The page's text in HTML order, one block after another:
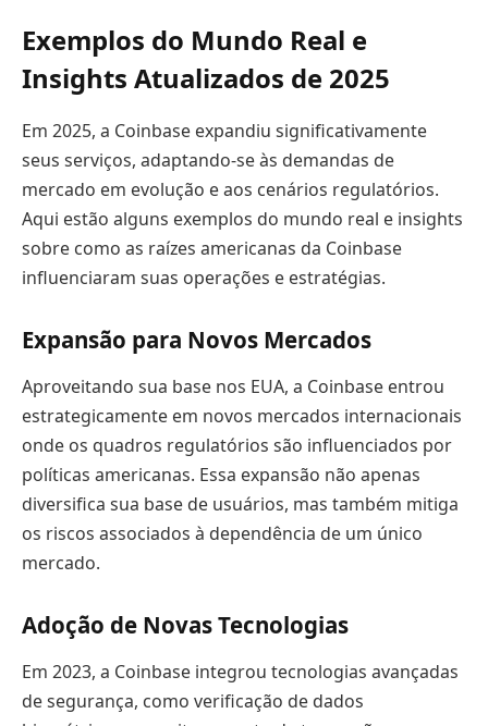
Exemplos do Mundo Real e
Insights Atualizados de 2025
Em 2025, a Coinbase expandiu significativamente
seus serviços, adaptando-se às demandas de
mercado em evolução e aos cenários regulatórios.
Aqui estão alguns exemplos do mundo real e insights
sobre como as raízes americanas da Coinbase
influenciaram suas operações e estratégias.
Expansão para Novos Mercados
Aproveitando sua base nos EUA, a Coinbase entrou
estrategicamente em novos mercados internacionais
onde os quadros regulatórios são influenciados por
políticas americanas. Essa expansão não apenas
diversifica sua base de usuários, mas também mitiga
os riscos associados à dependência de um único
mercado.
Adoção de Novas Tecnologias
Em 2023, a Coinbase integrou tecnologias avançadas
de segurança, como verificação de dados